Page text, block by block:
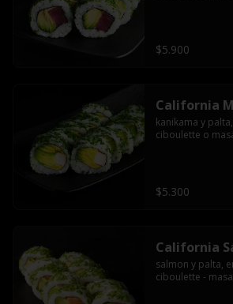
$5.900
California
kanikama y
ciboulette o
$5.300
California
salmon y palta,
ciboulette -